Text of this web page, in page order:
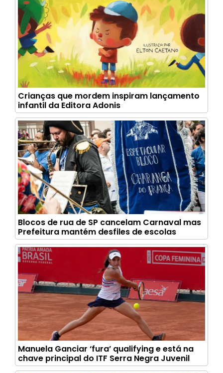
Crianças que mordem inspiram lançamento
infantil da Editora Adonis
Blocos de rua de SP cancelam Carnaval mas
Prefeitura mantém desfiles de escolas
Manuela Ganciar ‘fura’ qualifying e está na
chave principal do ITF Serra Negra Juvenil